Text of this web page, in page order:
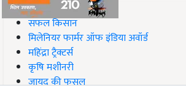
#Top on Krishi Jagran
सफल किसान
मिलेनियर फार्मर ऑफ इंडिया अवॉर्ड
महिंद्रा ट्रैक्टर्स
कृषि मशीनरी
जायद की फसल